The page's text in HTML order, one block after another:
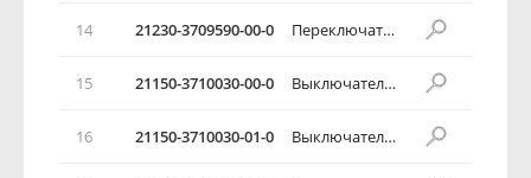
14 21230-3709590-00-0 Переключатель корректора фар
15 21150-3710030-00-0 Выключатель задних противотуманных фонарей
16 21150-3710030-01-0 Выключатель задних противотуманных фонарей